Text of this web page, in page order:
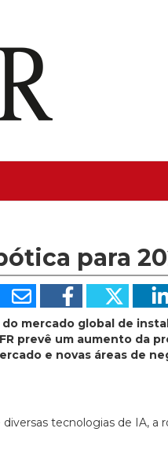
para
do mercado global de
prevê um aumento da
e novas áreas de
tecnologias de IA, a